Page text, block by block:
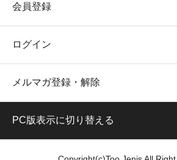
会員登録
ログイン
メルマガ登録・解除
PC版表示に切り替える